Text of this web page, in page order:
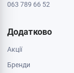
063 789 66 52
Додатково
Акції
Бренди